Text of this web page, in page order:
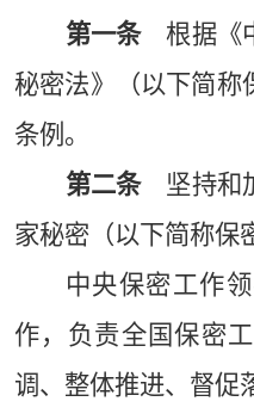
第一条根据《
秘密法》（以下简称
条例。
第二条坚持和
家秘密（以下简称保
中央保密工作
作，负责全国保密
调、整体推进、督促